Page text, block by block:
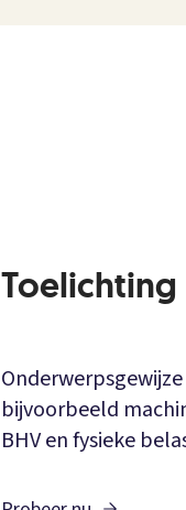
bijvoorbeeld
BHV en fysieke